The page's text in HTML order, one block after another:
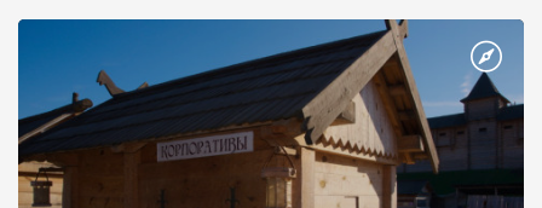
українського бароко до класицизму та має форму корабля
(як символ того, що церква веде людину через бурхливе
життєве море до тихої пристані). Для побудови храму було
виділено 36 […]